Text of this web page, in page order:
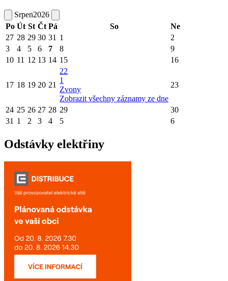
Srpen2026
Po Út St Čt Pá So
Ne
27 28 29 30 31 1
2
3
4 5 6 7 8
9
10 11 12 13 14 15 16
17 18 19 20 21
22
1
Zvony
Zobrazit všechny záznamy ze dne
23
24 25 26 27 28 29
30
31 1 2 3 4 5 6
Odstávky elektřiny